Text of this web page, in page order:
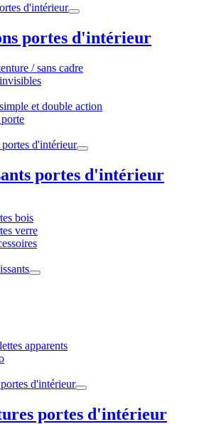
d'intérieur
portes d'intérieur
/ sans cadre
et double action
d'intérieur
portes d'intérieur
bois
verre
apparents
d'intérieur
portes d'intérieur